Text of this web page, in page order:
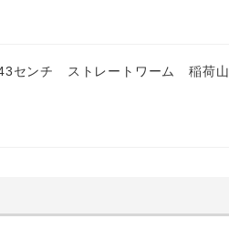
センチ ストレートワーム 稲荷山